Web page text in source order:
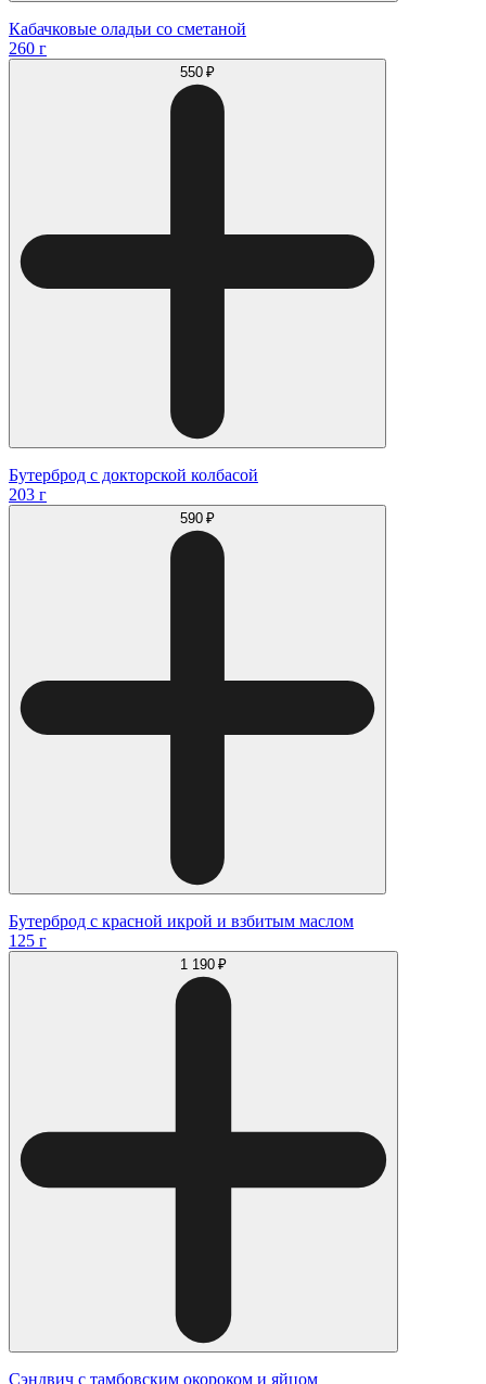
Кабачковые оладьи со сметаной
260 г
550 ₽
Бутерброд с докторской колбасой
203 г
590 ₽
Бутерброд с красной икрой и взбитым маслом
125 г
1 190 ₽
Сэндвич с тамбовским окороком и яйцом